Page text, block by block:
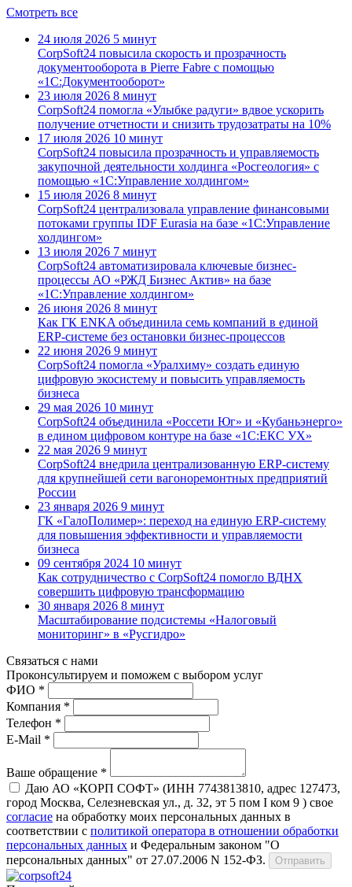
Смотреть все
24 июля 2026 5 минут
CorpSoft24 повысила скорость и прозрачность
документооборота в Pierre Fabre с помощью
«1С:Документооборот»
23 июля 2026 8 минут
CorpSoft24 помогла «Улыбке радуги» вдвое ускорить
получение отчетности и снизить трудозатраты на 10%
17 июля 2026 10 минут
CorpSoft24 повысила прозрачность и управляемость
закупочной деятельности холдинга «Росгеология» с
помощью «1С:Управление холдингом»
15 июля 2026 8 минут
CorpSoft24 централизовала управление финансовыми
потоками группы IDF Eurasia на базе «1С:Управление
холдингом»
13 июля 2026 7 минут
CorpSoft24 автоматизировала ключевые бизнес-
процессы АО «РЖД Бизнес Актив» на базе
«1С:Управление холдингом»
26 июня 2026 8 минут
Как ГК ENKA объединила семь компаний в единой
ERP-системе без остановки бизнес-процессов
22 июня 2026 9 минут
CorpSoft24 помогла «Уралхиму» создать единую
цифровую экосистему и повысить управляемость
бизнеса
29 мая 2026 10 минут
CorpSoft24 объединила «Россети Юг» и «Кубаньэнерго»
в едином цифровом контуре на базе «1С:ЕКС УХ»
22 мая 2026 9 минут
CorpSoft24 внедрила централизованную ERP-систему
для крупнейшей сети вагоноремонтных предприятий
России
23 января 2026 9 минут
ГК «ГалоПолимер»: переход на единую ERP-систему
для повышения эффективности и управляемости
бизнеса
09 сентября 2024 10 минут
Как сотрудничество с CorpSoft24 помогло ВДНХ
совершить цифровую трансформацию
30 января 2026 8 минут
Масштабирование подсистемы «Налоговый
мониторинг» в «Русгидро»
Связаться с нами
Проконсуль­тируем и поможем с выбором услуг
ФИО *
Компания *
Телефон *
E-Mail *
Ваше обращение *
Даю АО «КОРП СОФТ» (ИНН 7743813810, адрес 127473,
город Москва, Селезневская ул., д. 32, эт 5 пом I ком 9 ) свое
согласие на обработку моих персональных данных в
соответствии с политикой оператора в отношении обработки
персональных данных и Федеральным законом "О
персональных данных" от 27.07.2006 N 152-ФЗ.
Отправить